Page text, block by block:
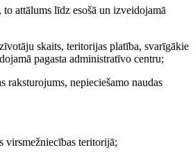
attālums līdz esošā un izveidojamā
skaits, teritorijas platība, svarīgākie
pagasta administratīvo centru;
raksturojums, nepieciešamo naudas
virsmežniecības teritorijā;